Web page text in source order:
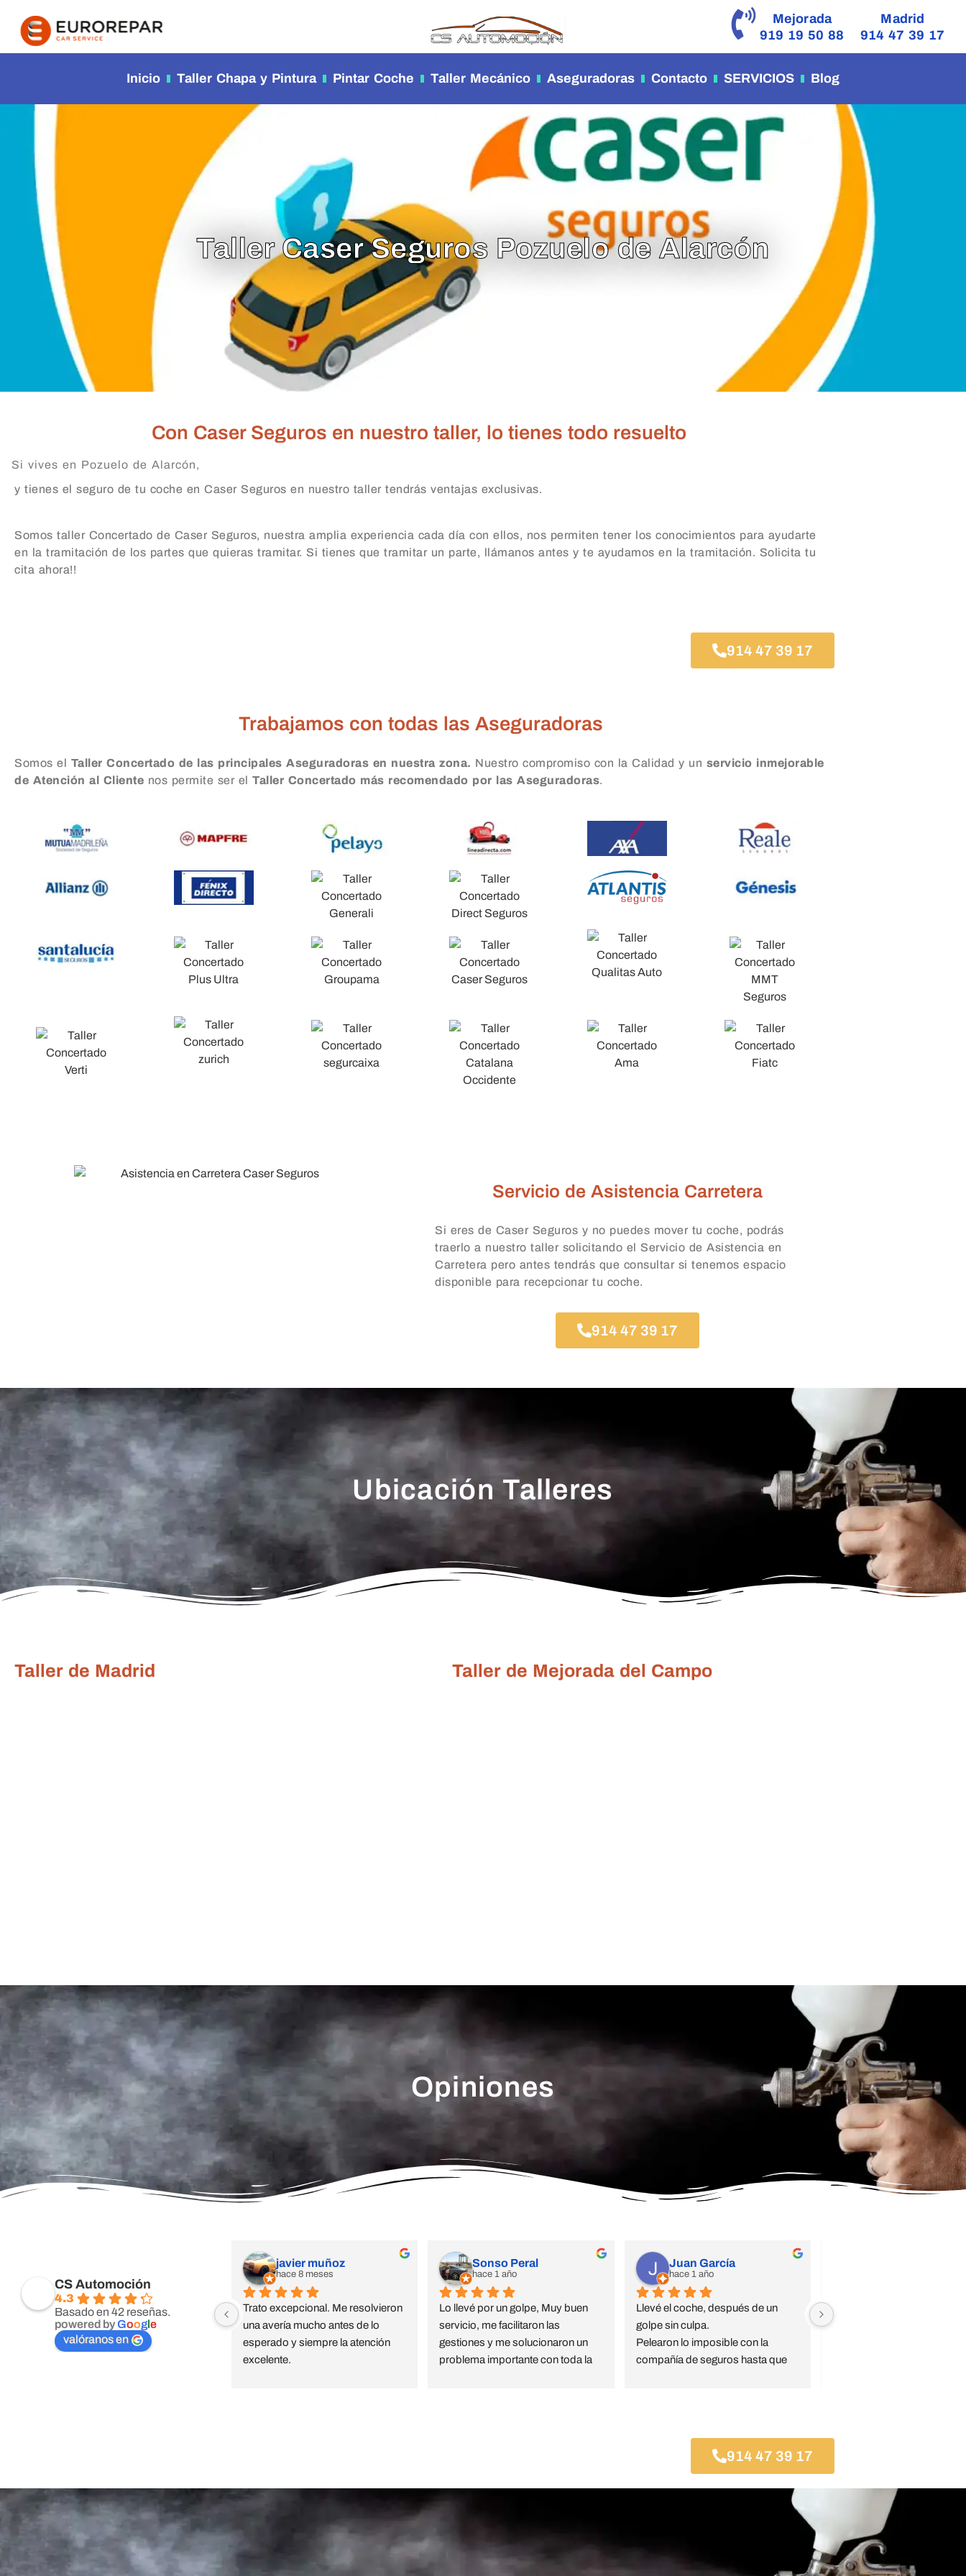
Mejorada
919 19 50 88
Madrid
914 47 39 17
Inicio Taller Chapa y Pintura Pintar Coche Taller Mecánico Aseguradoras Contacto SERVICIOS Blog
Taller Caser Seguros Pozuelo de Alarcón
Con Caser Seguros en nuestro taller, lo tienes todo resuelto
Si vives en Pozuelo de Alarcón,
y tienes el seguro de tu coche en Caser Seguros en nuestro taller tendrás ventajas exclusivas.
Somos taller Concertado de Caser Seguros, nuestra amplia experiencia cada día con ellos, nos permiten tener los conocimientos para ayudarte
en la tramitación de los partes que quieras tramitar. Si tienes que tramitar un parte, llámanos antes y te ayudamos en la tramitación. Solicita tu
cita ahora!!
914 47 39 17
Trabajamos con todas las Aseguradoras
Somos el Taller Concertado de las principales Aseguradoras en nuestra zona. Nuestro compromiso con la Calidad y un servicio inmejorable
de Atención al Cliente nos permite ser el Taller Concertado más recomendado por las Aseguradoras.
Servicio de Asistencia Carretera
Si eres de Caser Seguros y no puedes mover tu coche, podrás
traerlo a nuestro taller solicitando el Servicio de Asistencia en
Carretera pero antes tendrás que consultar si tenemos espacio
disponible para recepcionar tu coche.
914 47 39 17
Ubicación Talleres
Taller de Madrid Taller de Mejorada del Campo
Opiniones
CS Automoción
4.3
Basado en 42 reseñas.
powered byGoogle
valóranos en
javier muñoz
hace 8 meses
Trato excepcional. Me resolvieron
una avería mucho antes de lo
esperado y siempre la atención
excelente.
Sonso Peral
hace 1 año
Lo llevé por un golpe, Muy buen
servicio, me facilitaron las
gestiones y me solucionaron un
problema importante con toda la
Juan García
hace 1 año
Llevé el coche, después de un
golpe sin culpa.
Pelearon lo imposible con la
compañía de seguros hasta que
Confianza ciega, trato
914 47 39 17